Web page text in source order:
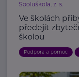
Spoluškola, z. s.
Ve školách
předejít
školou
Podpora a pomoc